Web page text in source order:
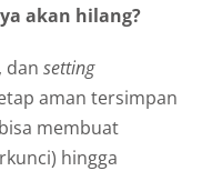
akan hilang?
dan setting
aman tersimpan
membuat
hingga